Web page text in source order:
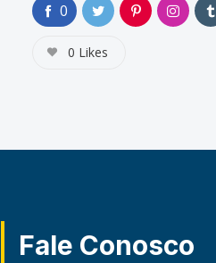
0
0 Likes
Fale Conosco